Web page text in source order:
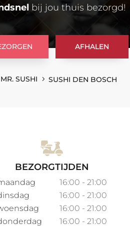
bij jou thuis bezorgd!
AFHALEN
MR. SUSHI 5 SUSHI DEN BOSCH
BEZORGTIJDEN
16:00 - 21:00
16:00 - 21:00
16:00 - 21:00
16:00 - 21:00